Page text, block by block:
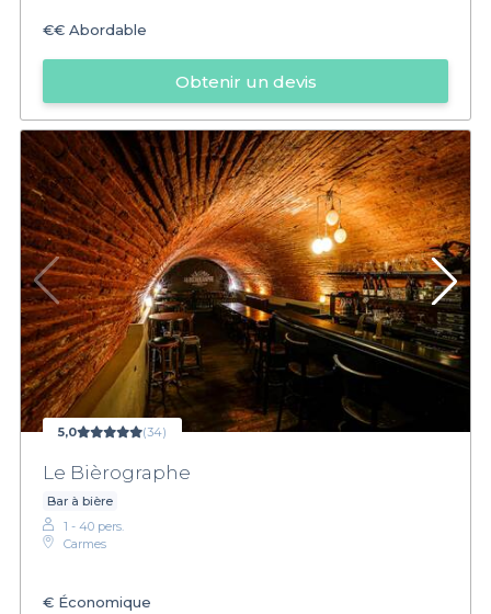
€€ Abordable
Obtenir un devis
5,0 (34)
Le Bièrographe
Bar à bière
1 - 40 pers.
Carmes
€ Économique